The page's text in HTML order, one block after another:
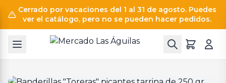
Cerrado por vacaciones del 1 al 31 de agosto. Puedes
ver el catálogo, pero no se pueden hacer pedidos.